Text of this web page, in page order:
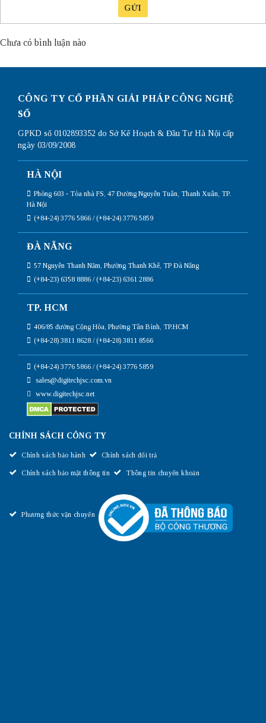
GỬI
Chưa có bình luận nào
CÔNG TY CỔ PHẦN GIẢI PHÁP CÔNG NGHỆ
SỐ
GPKD số 0102893352 do Sở Kế Hoạch & Đầu Tư Hà Nội cấp
ngày 03/09/2008
HÀ NỘI
Phòng 603 - Tòa nhà FS, 47 Đường Nguyễn Tuân, Thanh Xuân, TP.
Hà Nội
(+84-24) 3776 5866 / (+84-24) 3776 5859
ĐÀ NẴNG
57 Nguyễn Thanh Năm, Phường Thanh Khê, TP Đà Nẵng
(+84-23) 6358 8886 / (+84-23) 6361 2886
TP. HCM
406/85 đường Cộng Hòa, Phường Tân Bình, TP.HCM
(+84-28) 3811 8628 / (+84-28) 3811 8566
(+84-24) 3776 5866 / (+84-24) 3776 5859
sales@digitechjsc.com.vn
www.digitechjsc.net
CHÍNH SÁCH CÔNG TY
Chính sách bảo hành Chính sách đổi trả
Chính sách bảo mật thông tin Thông tin chuyển khoản
Phương thức vận chuyển